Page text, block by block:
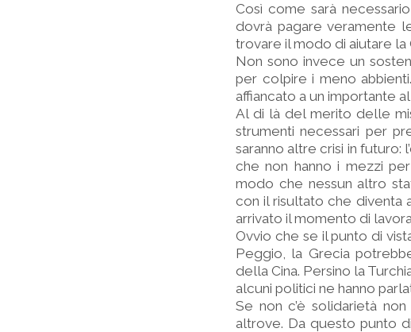
Così come sarà
dovrà pagare veramente
trovare il modo di aiutare
Non sono invece un
per colpire i meno
affiancato a un importante
Al di là del merito delle
strumenti necessari per
saranno altre crisi in futuro:
che non hanno i mezzi
modo che nessun altro
con il risultato che diventa
arrivato il momento di
Ovvio che se il punto di
Peggio, la Grecia
della Cina. Persino la
alcuni politici ne hanno
Se non c’è solidarietà
altrove. Da questo punto